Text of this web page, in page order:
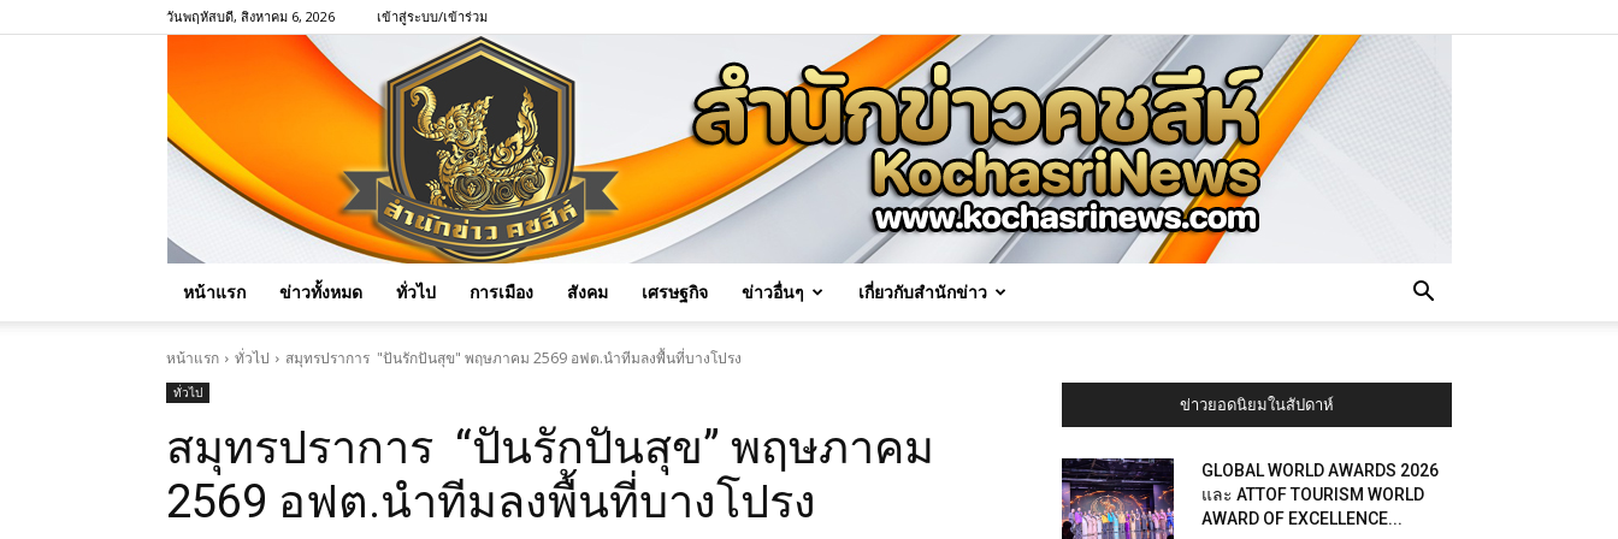
วันพฤหัสบดี, สิงหาคม 6, 2026 เข้าสู่ระบบ/เข้าร่วม
News
หน้าแรก ข่าวทั้งหมด ทั่วไป การเมือง สังคม เศรษฐกิจ ข่าวอื่นๆ เกี่ยวกับสำนักข่าว
หน้าแรก ทั่วไป สมุทรปราการ "ปันรักปันสุข" พฤษภาคม 2569 อฟต.นำทีมลงพื้นที่บางโปรง
ทั่วไป
สมุทรปราการ “ปันรักปันสุข” พฤษภาคม
2569 อฟต.นำทีมลงพื้นที่บางโปรง
ข่าวยอดนิยมในสัปดาห์
GLOBAL WORLD AWARDS 2026
และ ATTOF TOURISM WORLD
AWARD OF EXCELLENCE...